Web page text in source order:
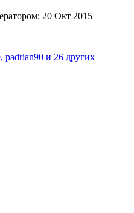
20 Окт 2015
, padrian90 и 26 других